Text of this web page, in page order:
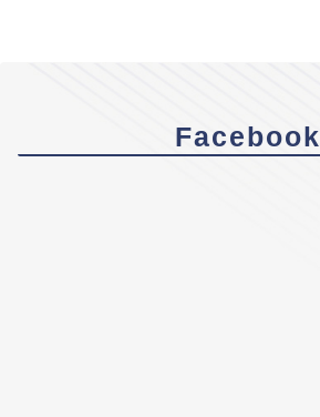
Facebook